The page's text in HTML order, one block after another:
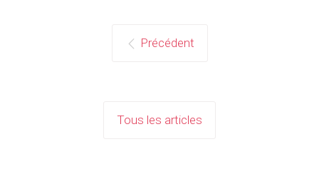
Précédent
Tous les articles